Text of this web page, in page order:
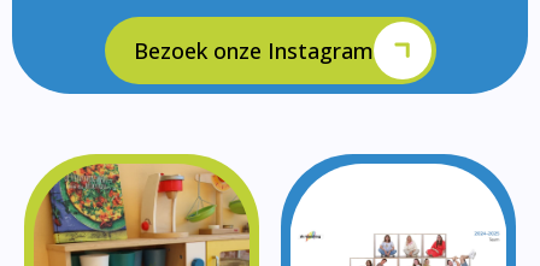
Bezoek onze Instagram